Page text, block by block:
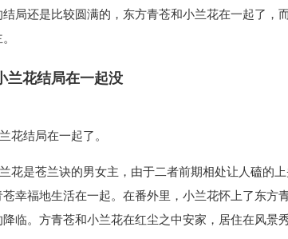
局还是比较圆满的，东方青苍和小兰花在一起了，
兰花结局在一起没
花结局在一起了。
花是苍兰诀的男女主，由于二者前期相处让人磕的
幸福地生活在一起。在番外里，小兰花怀上了东方
降临。方青苍和小兰花在红尘之中安家，居住在风景